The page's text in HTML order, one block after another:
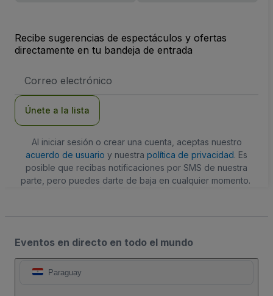
Recibe sugerencias de espectáculos y ofertas
directamente en tu bandeja de entrada
de
Únete a la lista
Al iniciar sesión o crear una cuenta, aceptas nuestro
acuerdo de usuario y nuestra política de privacidad. Es
posible que recibas notificaciones por SMS de nuestra
parte, pero puedes darte de baja en cualquier momento.
Eventos en directo en todo el mundo
Paraguay